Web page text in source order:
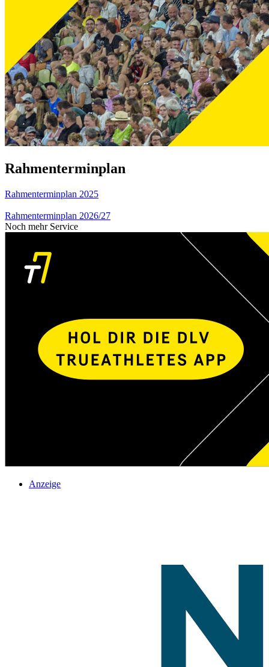
Rahmenterminplan
Rahmenterminplan 2025
Rahmenterminplan 2026/27
Noch mehr Service
Anzeige